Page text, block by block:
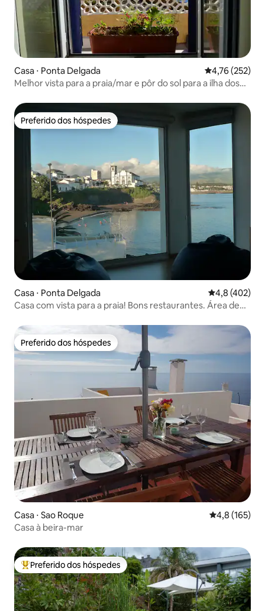
Casa ⋅ Ponta Delgada 4,76 de uma
4,76 (252)
Melhor vista para a praia/mar e pôr do sol para a ilha dos
Preferido dos hóspedes
Preferido dos hóspedes
Casa ⋅ Ponta Delgada 4,8 de uma
4,8 (402)
Casa com vista para a praia! Bons restaurantes. Área de
Preferido dos hóspedes
Preferido dos hóspedes
Casa ⋅ Sao Roque 4,8 de uma
4,8 (165)
Casa à beira-mar
Entre os melhores preferidos dos hóspedes
Preferido dos hóspedes